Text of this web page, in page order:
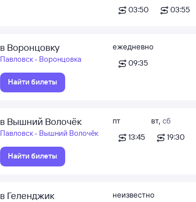
03:50
03:55
в Воронцовку
Павловск - Воронцовка
Найти билеты
ежедневно
09:35
в Вышний Волочёк
Павловск - Вышний Волочёк
Найти билеты
пт
13:45
вт, сб
19:30
в Геленджик неизвестно